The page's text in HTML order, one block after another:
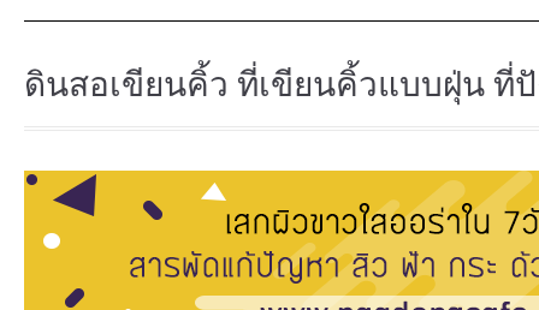
ดินสอเขียนคิ้ว ที่เขียนคิ้วแบบฝุ่น ที่